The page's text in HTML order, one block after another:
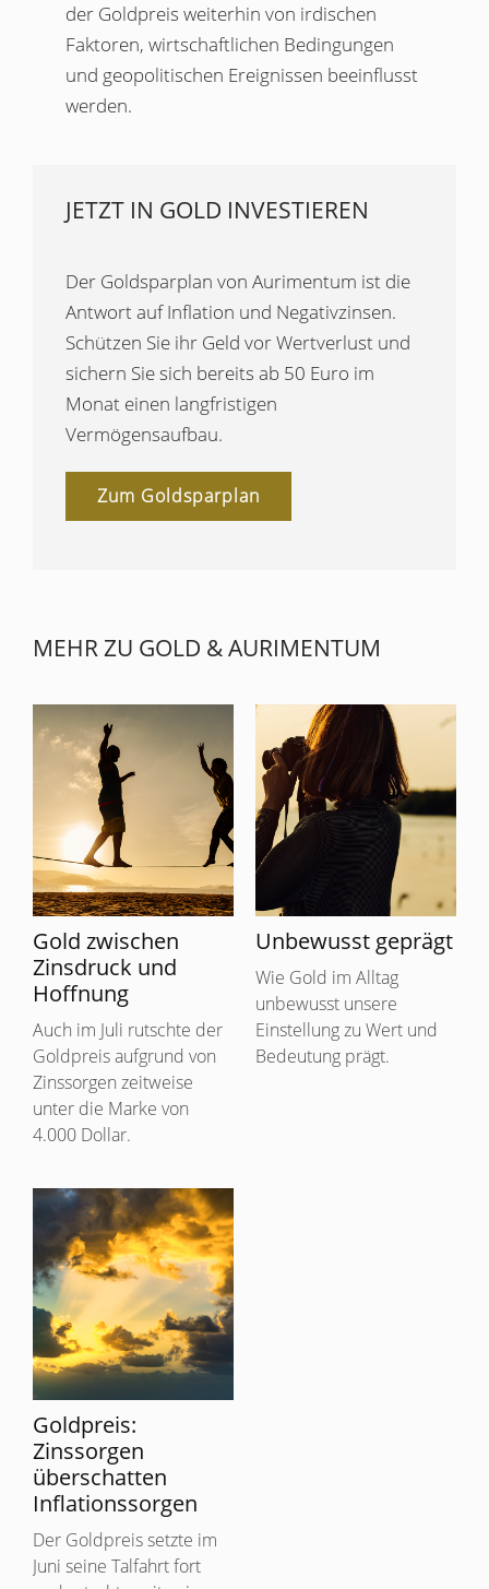
der Goldpreis weiterhin von irdischen
Faktoren, wirtschaftlichen Bedingungen
und geopolitischen Ereignissen beeinflusst
werden.
JETZT IN GOLD INVESTIEREN
Der Goldsparplan von Aurimentum ist die
Antwort auf Inflation und Negativzinsen.
Schützen Sie ihr Geld vor Wertverlust und
sichern Sie sich bereits ab 50 Euro im
Monat einen langfristigen
Vermögensaufbau.
Zum Goldsparplan
MEHR ZU GOLD & AURIMENTUM
Gold zwischen
Zinsdruck und
Hoffnung
Auch im Juli rutschte der
Goldpreis aufgrund von
Zinssorgen zeitweise
unter die Marke von
4.000 Dollar.
Unbewusst geprägt
Wie Gold im Alltag
unbewusst unsere
Einstellung zu Wert und
Bedeutung prägt.
Goldpreis:
Zinssorgen
überschatten
Inflationssorgen
Der Goldpreis setzte im
Juni seine Talfahrt fort